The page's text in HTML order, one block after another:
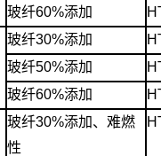
玻纤60%添加
玻纤30%添加
玻纤50%添加
玻纤60%添加
玻纤30%添加、难燃
性